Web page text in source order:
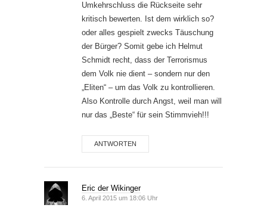
Umkehrschluss die Rückseite sehr
kritisch bewerten. Ist dem wirklich so?
oder alles gespielt zwecks Täuschung
der Bürger? Somit gebe ich Helmut
Schmidt recht, dass der Terrorismus
dem Volk nie dient – sondern nur den
„Eliten“ – um das Volk zu kontrollieren.
Also Kontrolle durch Angst, weil man will
nur das „Beste“ für sein Stimmvieh!!!
ANTWORTEN
Eric der Wikinger
6. April 2015 um 18:06 Uhr